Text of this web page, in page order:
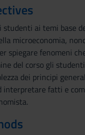
studenti ai temi base
microeconomia,
spiegare fenomeni
del corso gli
dei principi
interpretare fatti e